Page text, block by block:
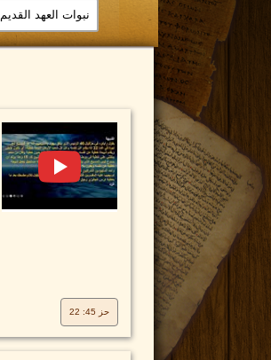
حز 45: 22